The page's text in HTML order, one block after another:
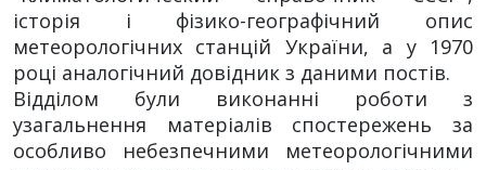
історія і фізико-географічний опис
метеорологічних станцій України, а у 1970
році аналогічний довідник з даними постів.
Відділом були виконанні роботи з
узагальнення матеріалів спостережень за
особливо небезпечними метеорологічними